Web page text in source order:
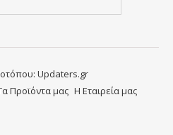
Updaters.gr
Προϊόντα μας Η Εταιρεία μας